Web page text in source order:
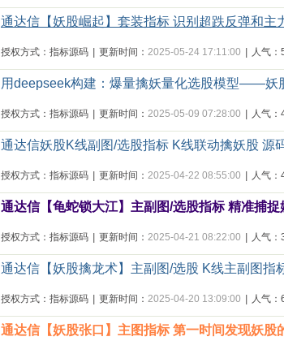
通达信【妖股崛起】套装指标 识别超跌反弹和主
授权方式：指标源码 更新时间： 2025-05-24 17:11:00 人气：
用deepseek构建：爆量擒妖量化选股模型——妖
授权方式：指标源码 更新时间： 2025-05-09 07:28:00 人气：
通达信妖股K线副图/选股指标 K线联动擒妖股 源
授权方式：指标源码 更新时间： 2025-04-22 08:55:00 人气：
通达信【龟蛇锁大江】主副图/选股指标 精准捕
授权方式：指标源码 更新时间： 2025-04-21 08:22:00 人气：
通达信【妖股擒龙术】主副图/选股 K线主副图指
授权方式：指标源码 更新时间： 2025-04-20 13:09:00 人气：
通达信【妖股张口】主图指标 第一时间发现妖股